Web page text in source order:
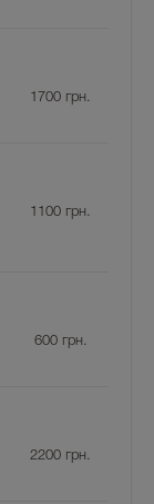
1700 грн.
1100 грн.
600грн.
2200 грн.